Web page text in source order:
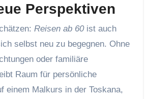
Perspektiven
Reisen ab 60ist auch
selbst neu zu begegnen. Ohne
oder familiäre
Raum für persönliche
einem Malkurs in der Toskana,